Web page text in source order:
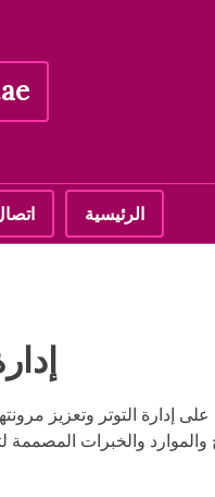
الرئيسية
التوتر وتعزيز
والخبرات المصممة